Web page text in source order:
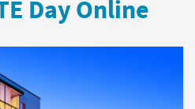
Day Online